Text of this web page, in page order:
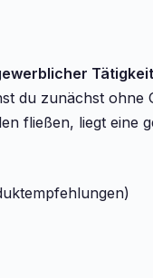
Tätigkeit
du zunächst ohne
fließen, liegt eine